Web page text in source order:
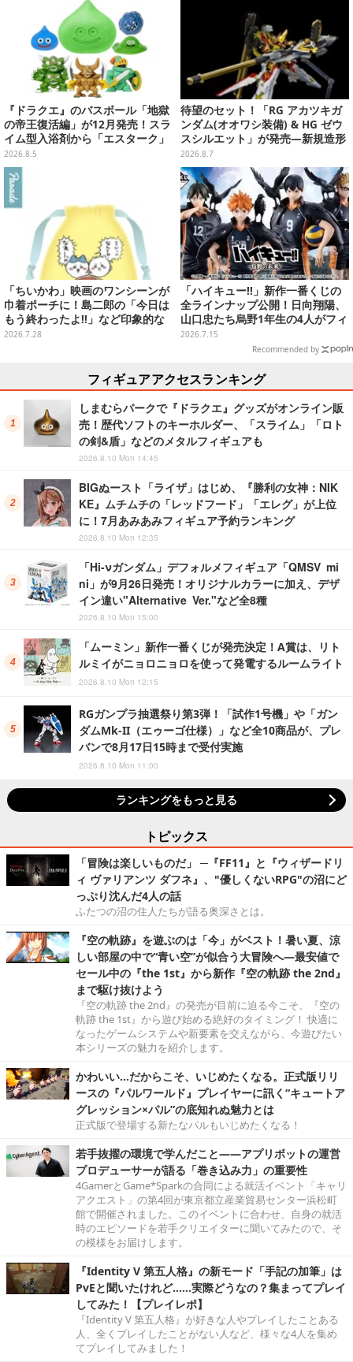
『ドラクエ』のバスボール「地獄
の帝王復活編」が12月発売！スラ
イム型入浴剤から「エスターク」
「デスピサロ」ら6体が飛び出す
2026.8.5
待望のセット！「RG アカツキガ
ンダム(オオワシ装備) & HG ゼウ
スシルエット」が発売―新規造形
の股関節強化パーツも付属
2026.8.7
「ちいかわ」映画のワンシーンが
巾着ポーチに！島二郎の「今日は
もう終わったよ!!」など印象的な
全6種がカプセルトイにて発売
2026.7.28
「ハイキュー!!」新作一番くじの
全ラインナップ公開！日向翔陽、
山口忠たち烏野1年生の4人がフィ
ギュアで集合
2026.7.15
Recommended by
フィギュアアクセスランキング
しまむらパークで『ドラクエ』グッズがオンライン販
売！歴代ソフトのキーホルダー、「スライム」「ロト
の剣&盾」などのメタルフィギュアも
2026.8.10 Mon 14:45
BIGぬースト「ライザ」はじめ、『勝利の女神：NIK
KE』ムチムチの「レッドフード」「エレグ」が上位
に！7月あみあみフィギュア予約ランキング
2026.8.10 Mon 12:35
「Hi-νガンダム」デフォルメフィギュア「QMSV mi
ni」が9月26日発売！オリジナルカラーに加え、デザ
イン違い"Alternative Ver."など全8種
2026.8.10 Mon 15:00
「ムーミン」新作一番くじが発売決定！A賞は、リト
ルミイがニョロニョロを使って発電するルームライト
2026.8.10 Mon 12:15
RGガンプラ抽選祭り第3弾！「試作1号機」や「ガン
ダムMk-II（エゥーゴ仕様）」など全10商品が、プレ
バンで8月17日15時まで受付実施
2026.8.10 Mon 11:00
ランキングをもっと見る
トピックス
「冒険は楽しいものだ」 ─『FF11』と『ウィザードリ
ィ ヴァリアンツ ダフネ』、"優しくないRPG"の沼にど
っぷり沈んだ4人の話
ふたつの沼の住人たちが語る奥深さとは。
『空の軌跡』を遊ぶのは「今」がベスト！暑い夏、涼
しい部屋の中で“青い空”が似合う大冒険へ―最安値で
セール中の『the 1st』から新作『空の軌跡 the 2nd』
まで駆け抜けよう
『空の軌跡 the 2nd』の発売が目前に迫る今こそ、『空の
軌跡 the 1st』から遊び始める絶好のタイミング！ 快適に
なったゲームシステムや新要素を交えながら、今遊びたい
本シリーズの魅力を紹介します。
かわいい…だからこそ、いじめたくなる。正式版リリ
ースの『パルワールド』プレイヤーに訊く“キュートア
グレッション×パル”の底知れぬ魅力とは
正式版で登場する新たなパルもいじめたくなる！
若手抜擢の環境で学んだこと――アプリボットの運営
プロデューサーが語る「巻き込み力」の重要性
4GamerとGame*Sparkの合同による就活イベント「キャリ
アクエスト」の第4回が東京都立産業貿易センター浜松町
館で開催されました。このイベントに合わせ、自身の就活
時のエピソードを若手クリエイターに聞いてみたので、そ
の模様をお届けします。
『Identity V 第五人格』の新モード「手記の加筆」は
PvEと聞いたけれど……実際どうなの？集まってプレイ
してみた！【プレイレポ】
『Identity V 第五人格』が好きな人やプレイしたことある
人、全くプレイしたことがない人など、様々な4人を集め
てプレイしてみました！